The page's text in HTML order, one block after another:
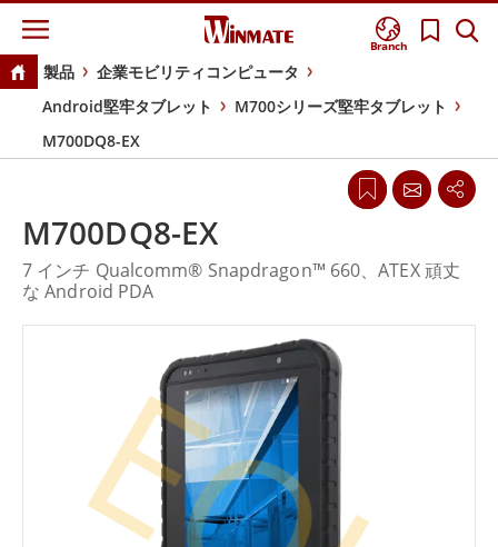
Branch
製品
企業モビリティコンピュータ
Android堅牢タブレット
M700シリーズ堅牢タブレット
M700DQ8-EX
M700DQ8-EX
7 インチ Qualcomm® Snapdragon™ 660、ATEX 頑丈
な Android PDA